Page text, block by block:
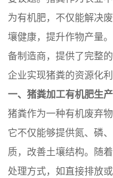
为有机肥，不仅能解决
壤健康，提升作物产量
备制造商，提供了完整
企业实现猪粪的资源化利
一、猪粪加工有机肥生
猪粪作为一种有机废弃
它不仅能够提供氮、磷
质，改善土壤结构。随
处理方式，如直接排放